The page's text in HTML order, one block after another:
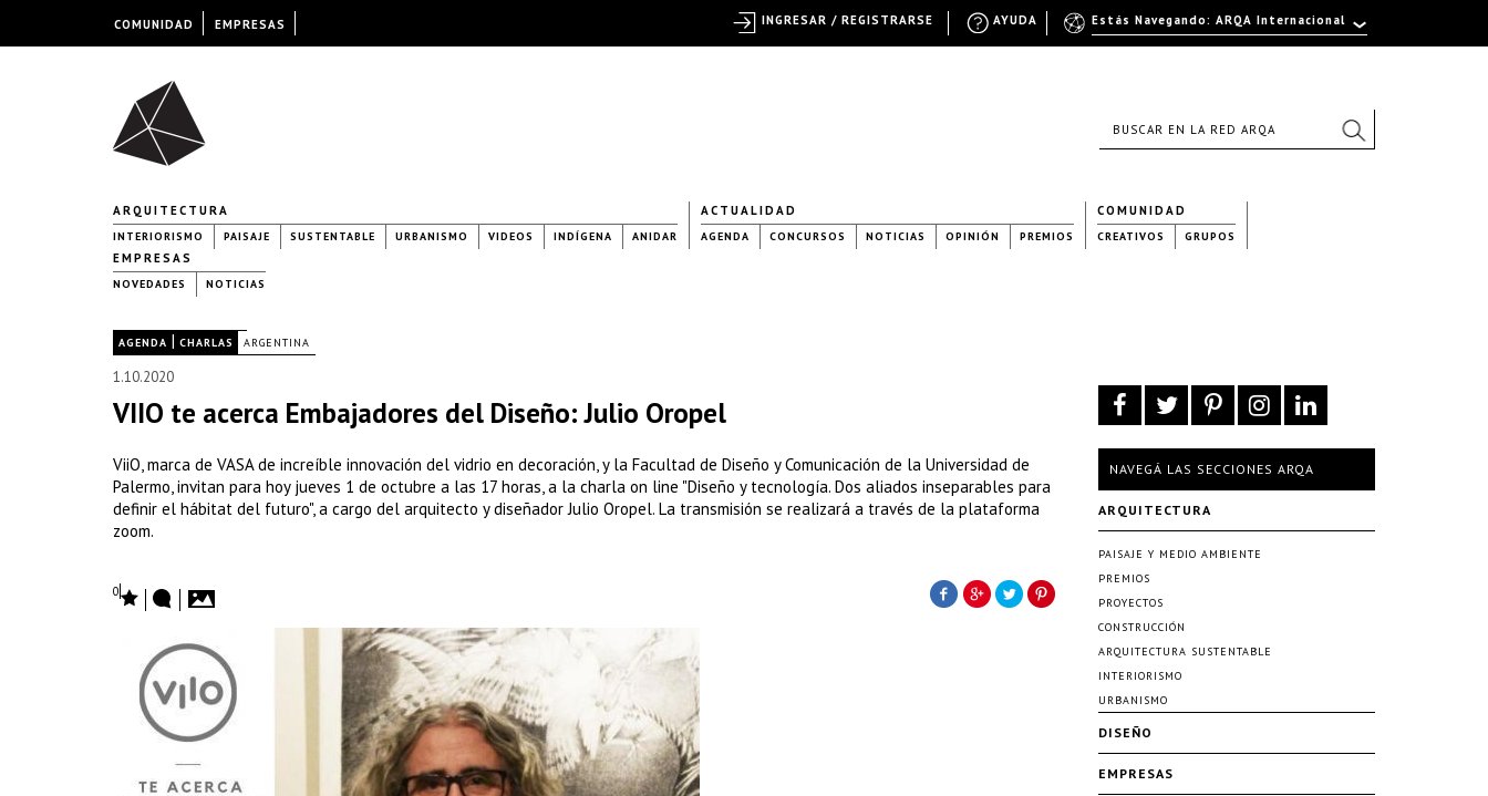
ARQUITECTURA
INTERIORISMO PAISAJE SUSTENTABLE URBANISMO VIDEOS INDÍGENA ANIDAR
ACTUALIDAD
AGENDA CONCURSOS NOTICIAS OPINIÓN PREMIOS
COMUNIDAD
CREATIVOS GRUPOS
EMPRESAS
NOVEDADES NOTICIAS
AGENDA | CHARLAS ARGENTINA
1.10.2020
VIIO te acerca Embajadores del Diseño: Julio Oropel
ViiO, marca de VASA de increíble innovación del vidrio en decoración, y la Facultad de Diseño y Comunicación de la Universidad de
Palermo, invitan para hoy jueves 1 de octubre a las 17 horas, a la charla on line "Diseño y tecnología. Dos aliados inseparables para
definir el hábitat del futuro", a cargo del arquitecto y diseñador Julio Oropel. La transmisión se realizará a través de la plataforma
zoom.
0
NAVEGÁ LAS SECCIONES ARQA
ARQUITECTURA
PAISAJE Y MEDIO AMBIENTE
PREMIOS
PROYECTOS
CONSTRUCCIÓN
ARQUITECTURA SUSTENTABLE
INTERIORISMO
URBANISMO
DISEÑO
EMPRESAS
COMUNIDAD EMPRESAS Estás Navegando: ARQA Internacional
AYUDA
INGRESAR / REGISTRARSE